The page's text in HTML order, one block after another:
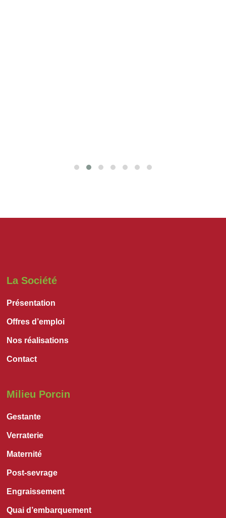
La Société
Présentation
Offres d’emploi
Nos réalisations
Contact
Milieu Porcin
Gestante
Verraterie
Maternité
Post-sevrage
Engraissement
Quai d’embarquement